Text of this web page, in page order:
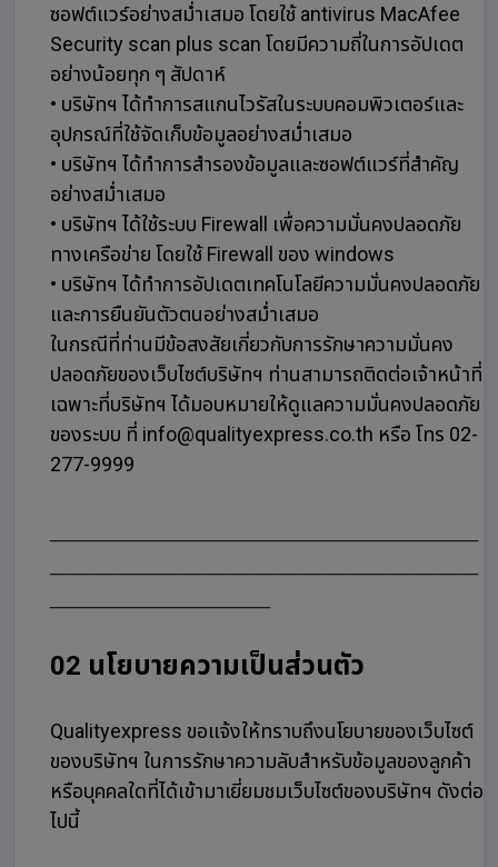
ซอฟต์แวร์อย่างสม่ำเสมอ โดยใช้ antivirus MacAfee
Security scan plus scan โดยมีความถี่ในการอัปเดต
อย่างน้อยทุก ๆ สัปดาห์
• บริษัทฯ ได้ทำการสแกนไวรัสในระบบคอมพิวเตอร์และ
อุปกรณ์ที่ใช้จัดเก็บข้อมูลอย่างสม่ำเสมอ
• บริษัทฯ ได้ทำการสำรองข้อมูลและซอฟต์แวร์ที่สำคัญ
อย่างสม่ำเสมอ
• บริษัทฯ ได้ใช้ระบบ Firewall เพื่อความมั่นคงปลอดภัย
ทางเครือข่าย โดยใช้ Firewall ของ windows
• บริษัทฯ ได้ทำการอัปเดตเทคโนโลยีความมั่นคงปลอดภัย
และการยืนยันตัวตนอย่างสม่ำเสมอ
ในกรณีที่ท่านมีข้อสงสัยเกี่ยวกับการรักษาความมั่นคง
ปลอดภัยของเว็บไซต์บริษัทฯ ท่านสามารถติดต่อเจ้าหน้าที่
เฉพาะที่บริษัทฯ ได้มอบหมายให้ดูแลความมั่นคงปลอดภัย
ของระบบ ที่ info@qualityexpress.co.th หรือ โทร 02-
277-9999
02 นโยบายความเป็นส่วนตัว
Qualityexpress ขอแจ้งให้ทราบถึงนโยบายของเว็บไซต์
ของบริษัทฯ ในการรักษาความลับสำหรับข้อมูลของลูกค้า
หรือบุคคลใดที่ได้เข้ามาเยี่ยมชมเว็บไซต์ของบริษัทฯ ดังต่อ
ไปนี้